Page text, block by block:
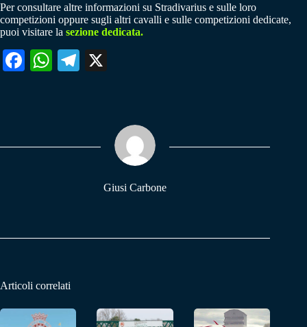
Per consultare altre informazioni su Stradivarius e sulle loro
competizioni oppure sugli altri cavalli e sulle competizioni dedicate,
puoi visitare la sezione dedicata.
Fa W
pp
Te
m
Giusi Carbone
Articoli correlati